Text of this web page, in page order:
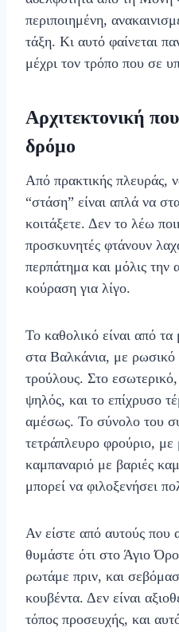
περιποιημένη,
τάξη. Κι αυτό φαίνεται
μέχρι τον τρόπο που σε
Αρχιτεκτονική
δρόμο
Από πρακτικής πλευράς,
“στάση” είναι απλά να
κοιτάξετε. Δεν το λέω
προσκυνητές φτάνουν
περπάτημα και μόλις την
κούραση για λίγο.
Το καθολικό είναι από
στα Βαλκάνια, με ρωσικό
τρούλους. Στο
ψηλός, και το επίχρυσο
αμέσως. Το σύνολο του
τετράπλευρο φρούριο, με
καμπαναριό με βαριές
μπορεί να φιλοξενήσει
Αν είστε από αυτούς που
θυμάστε ότι στο Άγιο
ρωτάμε πριν, και
κουβέντα. Δεν είναι
τόπος προσευχής, και